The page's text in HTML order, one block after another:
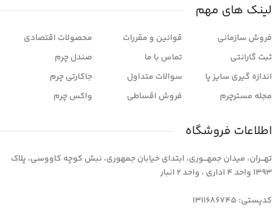
لینک های مهم
فروش سازمانی
ثبت گارانتی
اندازه گیری سایز پا
مجله مسترچرم
قوانین و مقررات
تماس با ما
سوالات متداول
فروش اقساطی
محصولات اقتصادی
صندل چرم
جاکارتی چرم
واکس چرم
اطلاعات فروشگاه
تهـــران، میدان جمهـــوری، ابتدای خیابان جمهوری، نبش کوچه کاووسی، پلاک
1393 واحد 4 اداری ، واحد 2 انبار
کدپستی: 1311686745